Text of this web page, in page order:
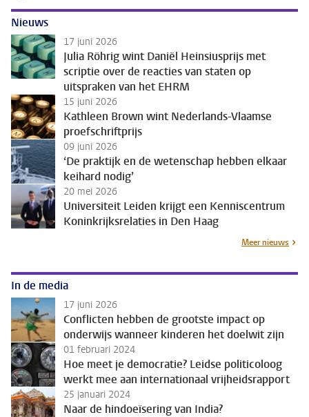
Nieuws
17 juni 2026
Julia Röhrig wint Daniël Heinsiusprijs met
scriptie over de reacties van staten op
uitspraken van het EHRM
15 juni 2026
Kathleen Brown wint Nederlands-Vlaamse
proefschriftprijs
09 juni 2026
‘De praktijk en de wetenschap hebben elkaar
keihard nodig’
20 mei 2026
Universiteit Leiden krijgt een Kenniscentrum
Koninkrijksrelaties in Den Haag
Meer nieuws
In de media
17 juni 2026
Conflicten hebben de grootste impact op
onderwijs wanneer kinderen het doelwit zijn
01 februari 2024
Hoe meet je democratie? Leidse politicoloog
werkt mee aan internationaal vrijheidsrapport
25 januari 2024
Naar de hindoeïsering van India?